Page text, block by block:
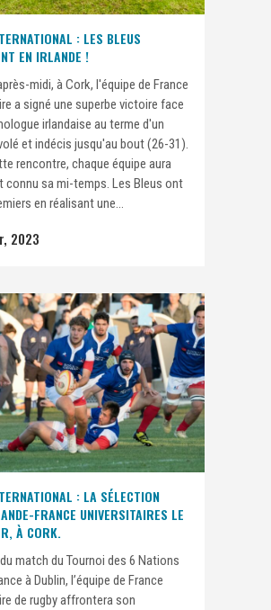
: LES BLEUS
EN IRLANDE !
midi, à Cork, l'équipe de France
a signé une superbe victoire face
irlandaise au terme d'un
et indécis jusqu'au bout (26-31).
rencontre, chaque équipe aura
connu sa mi-temps. Les Bleus ont
en réalisant une...
2023
: LA SÉLECTION
FRANCE UNIVERSITAIRES LE
À CORK.
match du Tournoi des 6 Nations
à Dublin, l’équipe de France
de rugby affrontera son